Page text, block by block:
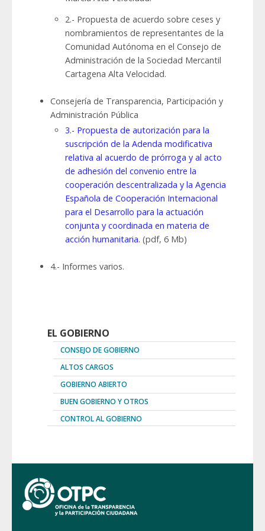
2.- Propuesta de acuerdo sobre ceses y
nombramientos de representantes de la
Comunidad Autónoma en el Consejo de
Administración de la Sociedad Mercantil
Cartagena Alta Velocidad.
Consejería de Transparencia, Participación y
Administración Pública
3.- Propuesta de autorización para la
suscripción de la Adenda modificativa
relativa al acuerdo de prórroga y al acto
de adhesión del convenio entre la
cooperación descentralizada y la Agencia
Española de Cooperación Internacional
para el Desarrollo para la actuación
conjunta y coordinada en materia de
acción humanitaria. (pdf, 6 Mb)
4.- Informes varios.
EL GOBIERNO
CONSEJO DE GOBIERNO
ALTOS CARGOS
GOBIERNO ABIERTO
BUEN GOBIERNO Y OTROS
CONTROL AL GOBIERNO